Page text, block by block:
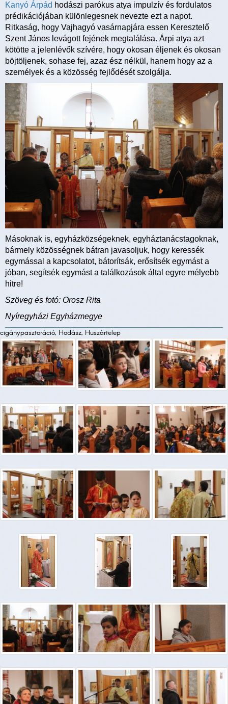
Kanyó Árpád hodászi parókus atya impulzív és fordulatos
prédikációjában különlegesnek nevezte ezt a napot.
Ritkaság, hogy Vajhagyó vasárnapjára essen Keresztelő
Szent János levágott fejének megtalálása. Árpi atya azt
kötötte a jelenlévők szívére, hogy okosan éljenek és okosan
böjtöljenek, sohase fej, azaz ész nélkül, hanem hogy az a
személyek és a közösség fejlődését szolgálja.
Másoknak is, egyházközségeknek, egyháztanácstagoknak,
bármely közösségnek bátran javasoljuk, hogy keressék
egymással a kapcsolatot, bátorítsák, erősítsék egymást a
jóban, segítsék egymást a találkozások által egyre mélyebb
hitre!
Szöveg és fotó: Orosz Rita
Nyíregyházi Egyházmegye
cigánypasztoráció, Hodász, Huszártelep